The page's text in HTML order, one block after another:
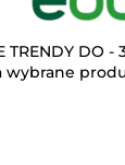
TRENDY